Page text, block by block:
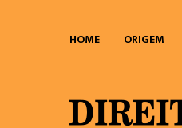
HOME ORIGEM